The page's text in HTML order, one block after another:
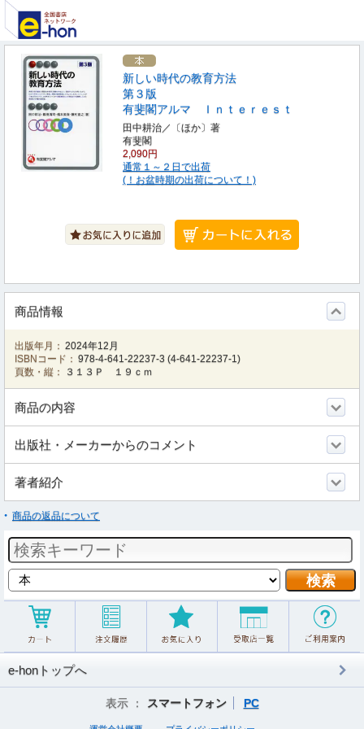
新しい時代の教育方法
第３版
有斐閣アルマ Ｉｎｔｅｒｅｓｔ
田中耕治／〔ほか〕著
有斐閣
2,090円
通常１～２日で出荷
(！お盆時期の出荷について！)
商品情報
出版年月： 2024年12月
ISBNコード： 978-4-641-22237-3 (4-641-22237-1)
頁数・縦：
３１３Ｐ １９ｃｍ
商品の内容
出版社・メーカーからのコメント
著者紹介
商品の返品について
e-honトップへ
表示 ： スマートフォン PC